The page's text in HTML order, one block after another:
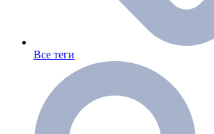
Все теги